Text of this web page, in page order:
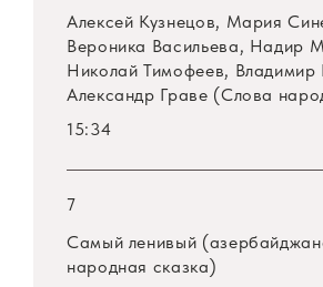
Алексей Кузнецов, Мария
Вероника Васильева, Надир
Николай Тимофеев, Владимир
Александр Граве (Слова
15:34
7
Самый ленивый
народная сказка)